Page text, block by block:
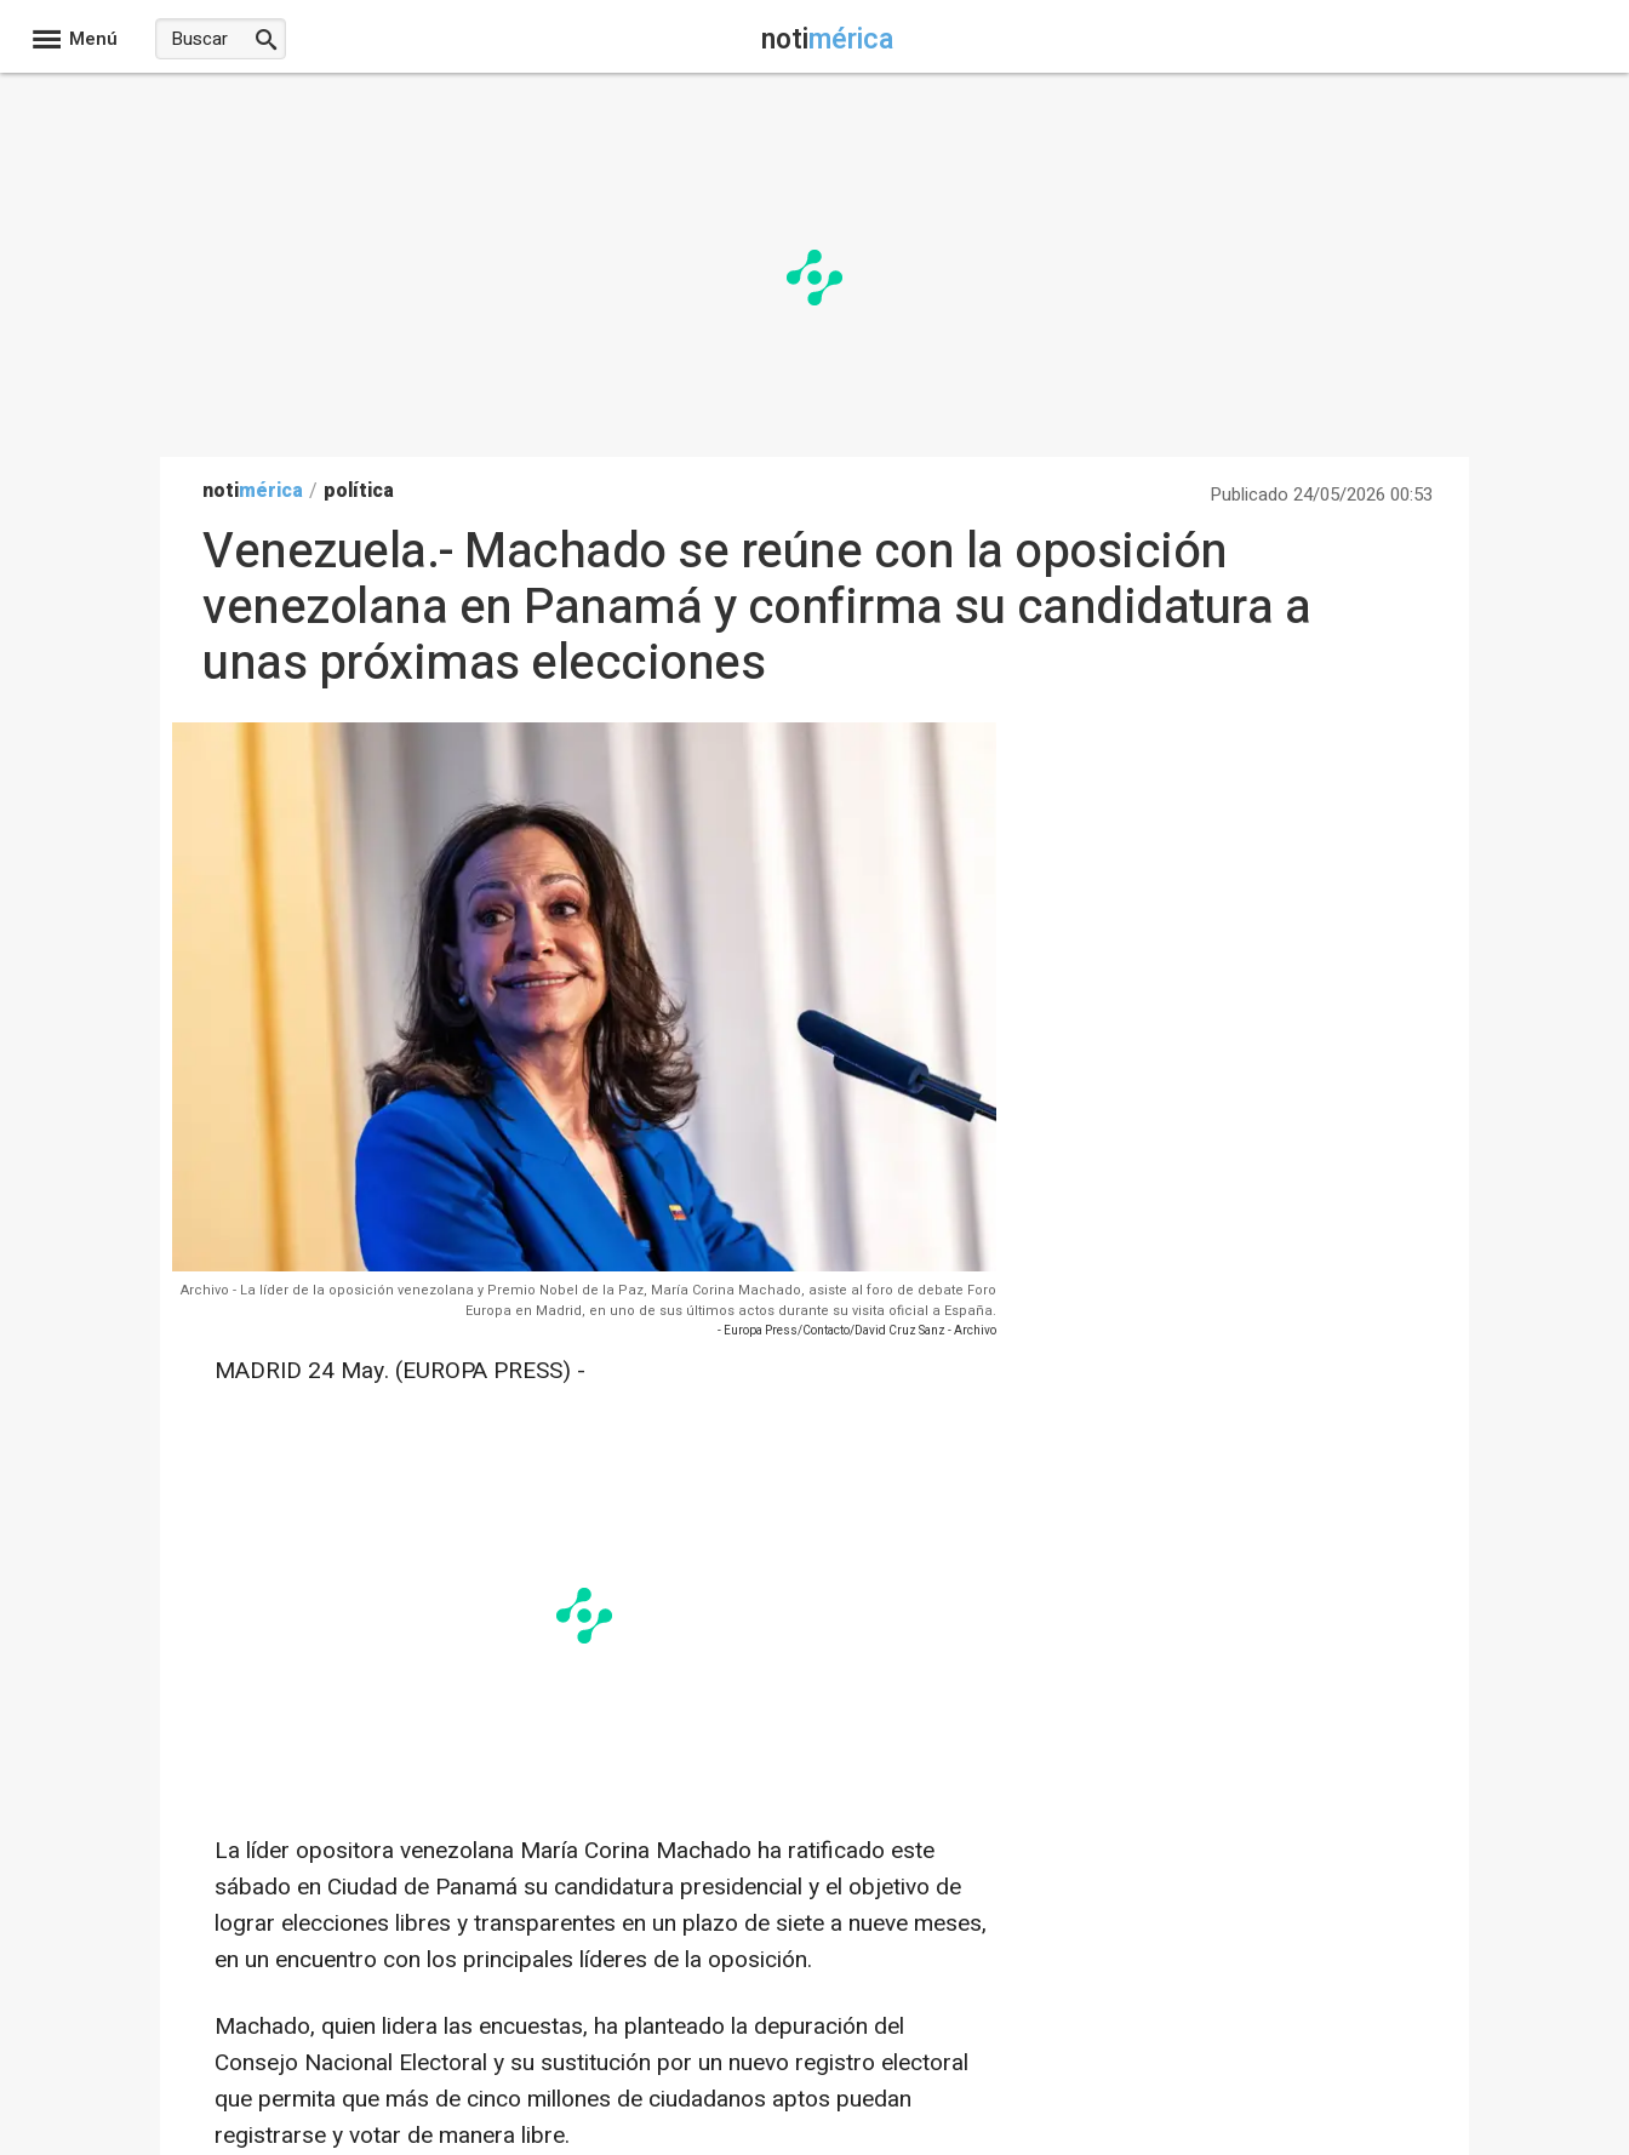
Menú notimérica
notimérica / política Publicado 24/05/2026 00:53
Venezuela.- Machado se reúne con la oposición
venezolana en Panamá y confirma su candidatura a
unas próximas elecciones
Archivo - La líder de la oposición venezolana y Premio Nobel de la Paz, María Corina Machado, asiste al foro de debate Foro
Europa en Madrid, en uno de sus últimos actos durante su visita oficial a España.
- Europa Press/Contacto/David Cruz Sanz - Archivo
MADRID 24 May. (EUROPA PRESS) -
La líder opositora venezolana María Corina Machado ha ratificado este
sábado en Ciudad de Panamá su candidatura presidencial y el objetivo de
lograr elecciones libres y transparentes en un plazo de siete a nueve meses,
en un encuentro con los principales líderes de la oposición.
Machado, quien lidera las encuestas, ha planteado la depuración del
Consejo Nacional Electoral y su sustitución por un nuevo registro electoral
que permita que más de cinco millones de ciudadanos aptos puedan
registrarse y votar de manera libre.